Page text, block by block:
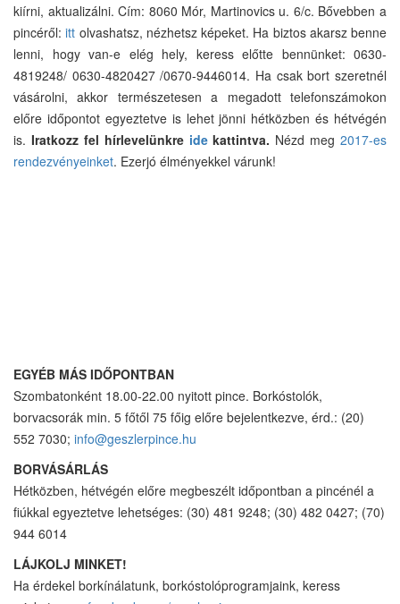
kiírni, aktualizálni. Cím: 8060 Mór, Martinovics u. 6/c. Bővebben a
pincéről: itt olvashatsz, nézhetsz képeket. Ha biztos akarsz benne
lenni, hogy van-e elég hely, keress előtte bennünket: 0630-
4819248/ 0630-4820427 /0670-9446014. Ha csak bort szeretnél
vásárolni, akkor természetesen a megadott telefonszámokon
előre időpontot egyeztetve is lehet jönni hétközben és hétvégén
is. Iratkozz fel hírlevelünkre idekattintva. Nézd meg 2017-es
rendezvényeinket. Ezerjó élményekkel várunk!
EGYÉB MÁS IDŐPONTBAN
Szombatonként 18.00-22.00 nyitott pince. Borkóstolók,
borvacsorák min. 5 főtől 75 főig előre bejelentkezve, érd.: (20)
552 7030; info@geszlerpince.hu
BORVÁSÁRLÁS
Hétközben, hétvégén előre megbeszélt időpontban a pincénél a
fiúkkal egyeztetve lehetséges: (30) 481 9248; (30) 482 0427; (70)
944 6014
LÁJKOLJ MINKET!
Ha érdekel borkínálatunk, borkóstolóprogramjaink, keress